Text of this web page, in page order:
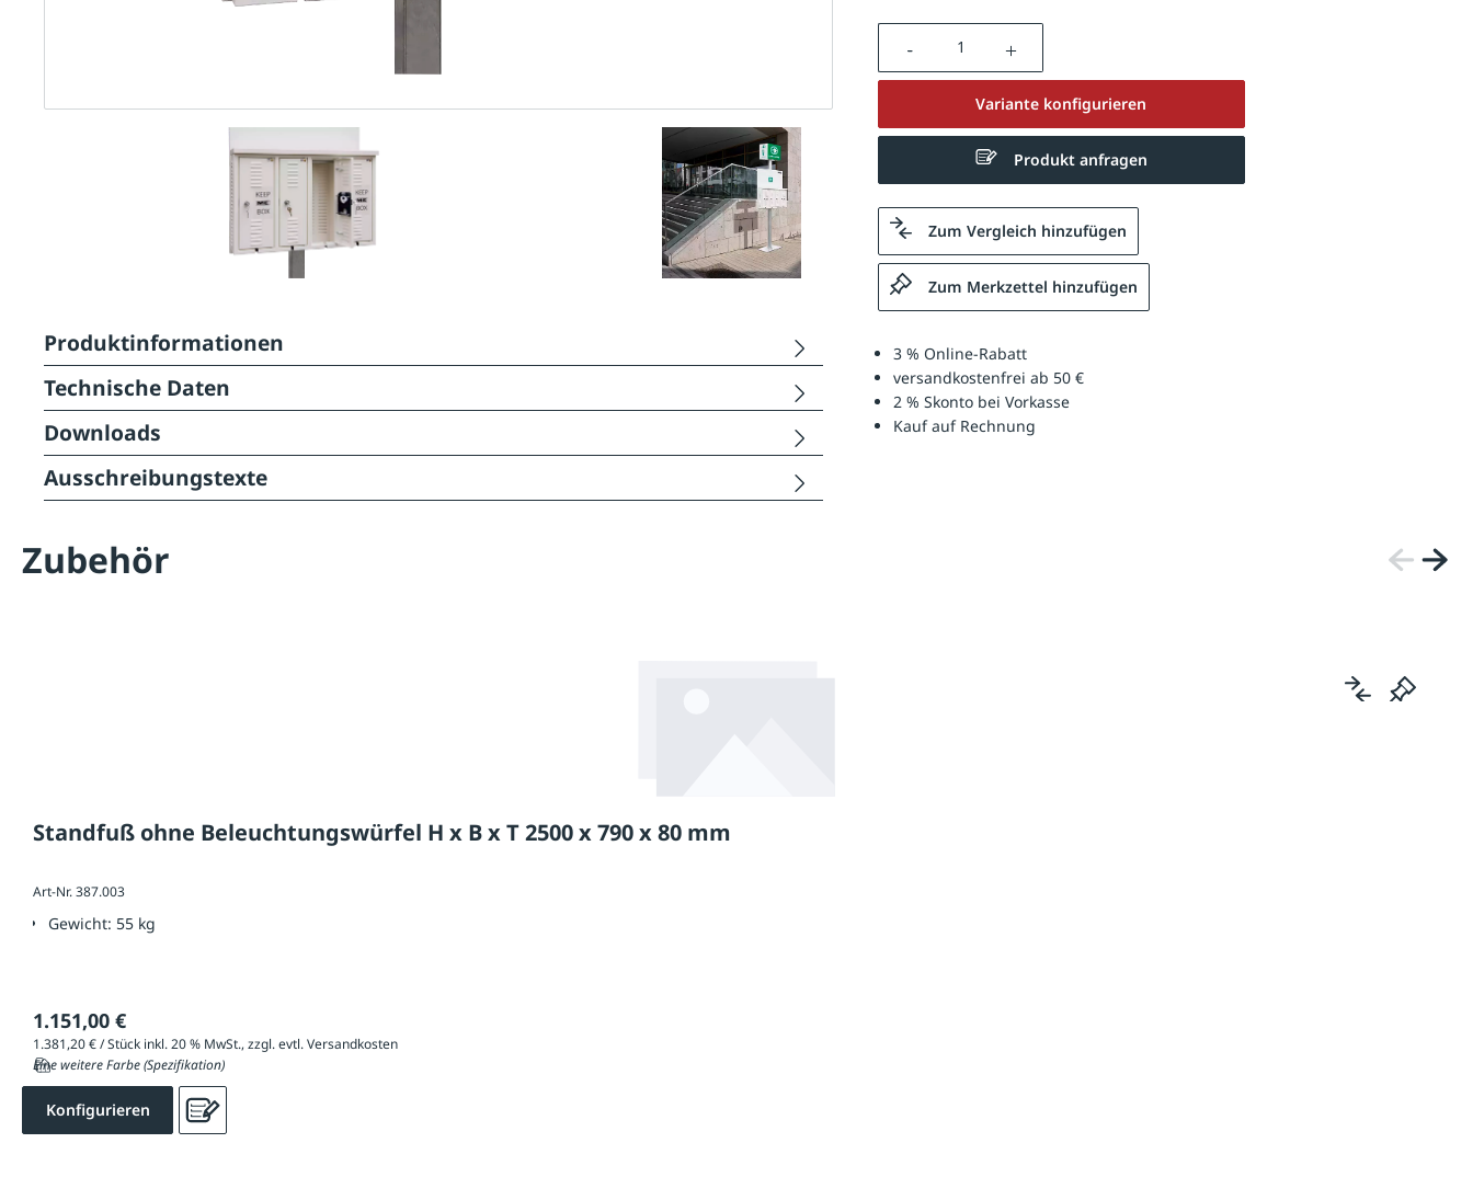
Produkt Anzahl: Gib den gewünschten Wert ein oder
Variante konfigurieren
Produkt anfragen
Zum Vergleich hinzufügen
Zum Merkzettel hinzufügen
3 % Online-Rabatt
versandkostenfrei ab 50 €
2 % Skonto bei Vorkasse
Kauf auf Rechnung
Produktinformationen
Technische Daten
Downloads
Ausschreibungstexte
Zubehör
Standfuß ohne Beleuchtungswürfel H x B x T 2500 x 790 x 80 mm
Art-Nr. 387.003
Gewicht: 55 kg
1.151,00 €
1.381,20 € / Stück inkl. 20 % MwSt., zzgl. evtl. Versandkosten
Eine weitere Farbe (Spezifikation)
Konfigurieren